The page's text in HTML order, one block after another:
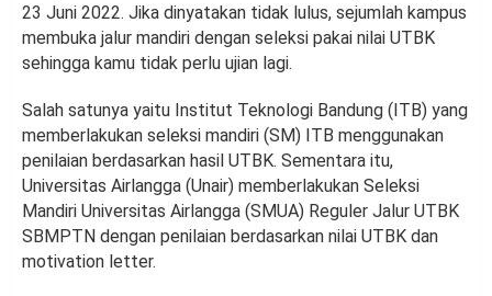
23 Juni 2022. Jika dinyatakan tidak lulus, sejumlah kampus
membuka jalur mandiri dengan seleksi pakai nilai UTBK
sehingga kamu tidak perlu ujian lagi.
Salah satunya yaitu Institut Teknologi Bandung (ITB) yang
memberlakukan seleksi mandiri (SM) ITB menggunakan
penilaian berdasarkan hasil UTBK. Sementara itu,
Universitas Airlangga (Unair) memberlakukan Seleksi
Mandiri Universitas Airlangga (SMUA) Reguler Jalur UTBK
SBMPTN dengan penilaian berdasarkan nilai UTBK dan
motivation letter.